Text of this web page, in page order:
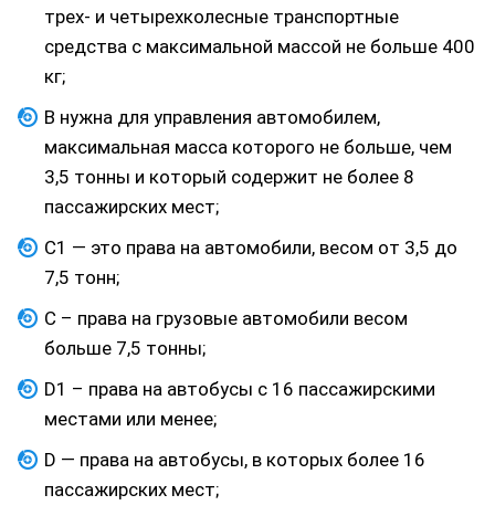
трех- и четырехколесные транспортные
средства с максимальной массой не больше 400
кг;
В нужна для управления автомобилем,
максимальная масса которого не больше, чем
3,5 тонны и который содержит не более 8
пассажирских мест;
С1 — это права на автомобили, весом от 3,5 до
7,5 тонн;
С – права на грузовые автомобили весом
больше 7,5 тонны;
D1 – права на автобусы с 16 пассажирскими
местами или менее;
D — права на автобусы, в которых более 16
пассажирских мест;